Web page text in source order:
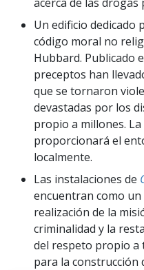
Un edificio dedicado
código moral no
Hubbard. Publicado
preceptos han
que se tornaron
devastadas por los
propio a millones.
proporcionará el
localmente.
Las instalaciones de
encuentran como
realización de la
criminalidad y la
del respeto propio a
para la construcción